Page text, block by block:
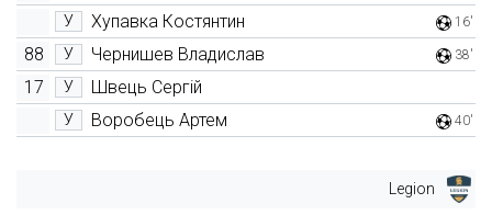
У Хупавка Костянтин 16'
88 У Чернишев Владислав 38'
17 У Швець Сергій
У Воробець Артем 40'
Legion